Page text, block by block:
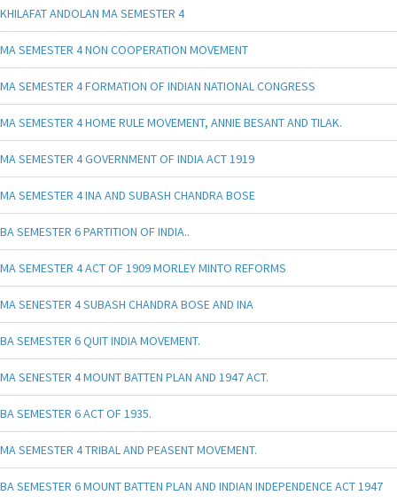
KHILAFAT ANDOLAN MA SEMESTER 4
MA SEMESTER 4 NON COOPERATION MOVEMENT
MA SEMESTER 4 FORMATION OF INDIAN NATIONAL CONGRESS
MA SEMESTER 4 HOME RULE MOVEMENT, ANNIE BESANT AND TILAK.
MA SEMESTER 4 GOVERNMENT OF INDIA ACT 1919
MA SEMESTER 4 INA AND SUBASH CHANDRA BOSE
BA SEMESTER 6 PARTITION OF INDIA..
MA SEMESTER 4 ACT OF 1909 MORLEY MINTO REFORMS
MA SENESTER 4 SUBASH CHANDRA BOSE AND INA
BA SEMESTER 6 QUIT INDIA MOVEMENT.
MA SENESTER 4 MOUNT BATTEN PLAN AND 1947 ACT.
BA SEMESTER 6 ACT OF 1935.
MA SEMESTER 4 TRIBAL AND PEASENT MOVEMENT.
BA SEMESTER 6 MOUNT BATTEN PLAN AND INDIAN INDEPENDENCE ACT 1947